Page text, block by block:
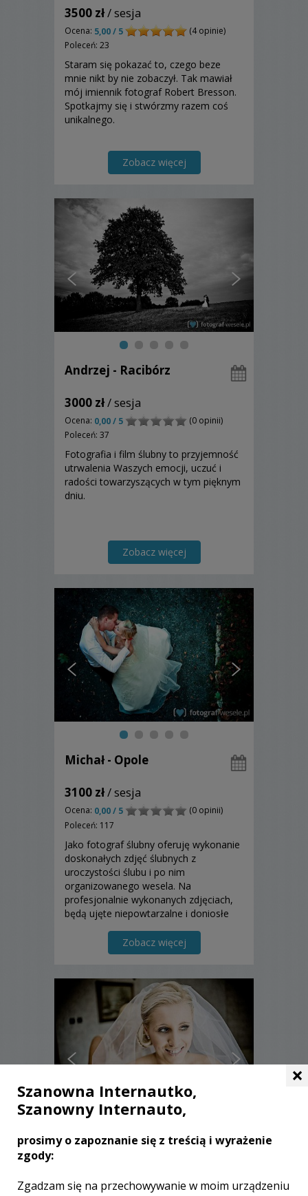
3500 zł/ sesja
Ocena: 5,00 / 5
(4 opinie)
Poleceń: 23
Staram się pokazać to, czego beze
mnie nikt by nie zobaczył. Tak mawiał
mój imiennik fotograf Robert Bresson.
Spotkajmy się i stwórzmy razem coś
unikalnego.
Zobacz więcej
Andrzej - Racibórz
3000 zł/ sesja
Ocena: 0,00 / 5
(0 opinii)
Poleceń: 37
Fotografia i film ślubny to przyjemność
utrwalenia Waszych emocji, uczuć i
radości towarzyszących w tym pięknym
dniu.
Zobacz więcej
Michał - Opole
3100 zł/ sesja
Ocena: 0,00 / 5
(0 opinii)
Poleceń: 117
Jako fotograf ślubny oferuję wykonanie
doskonałych zdjęć ślubnych z
uroczystości ślubu i po nim
organizowanego wesela. Na
profesjonalnie wykonanych zdjęciach,
będą ujęte niepowtarzalne i doniosłe
Zapraszam do zapoznania się z moją
Zobacz więcej
Tobiasz - Kędzierzyn-Koźle
2000 zł/ sesja
×
Szanowna Internautko,
Szanowny Internauto,
prosimy o zapoznanie się z treścią i wyrażenie
zgody:
Zgadzam się na przechowywanie w moim urządzeniu